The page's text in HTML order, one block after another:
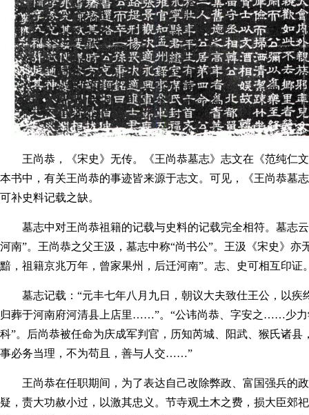
王尚恭，《宋史》无传。《王尚恭墓志》志文在《范纯仁
本书中，有关王尚恭的事迹皆来源于志文。可见，《王尚恭墓
可补史料记载之缺。
墓志中对王尚恭祖籍的记载与史料的记载完全相符。墓志
河南”。王尚恭之父王汲，墓志中称“尚书公”。王汲《宋史》
黯，祖籍京兆万年，曾家果州，后迁河南”。志、史可相互印证
墓志记载：“元丰七年八月九日，朝议大夫致仕王公，以
归葬于河南府河清县上店里……”。“公讳尚恭、字安之……少
科”。后尚恭被任命为庆成军判官，历知芮城、阳武、猴氏诸
事必务当理，不为苟且，善与人交……”
王尚恭在任职期间，为了表达自己改除弊政、富国强兵的
疑，责大功赦小过，以激其忠义。节寺观土木之费，损大臣郊